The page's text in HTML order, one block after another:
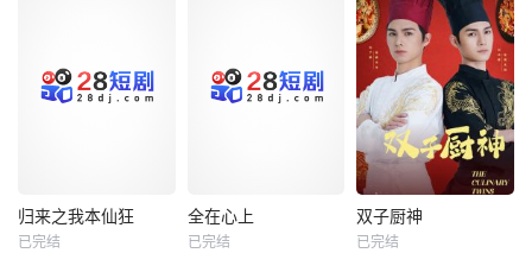
归来之我本仙狂
归来之我本仙狂
已完结
全在心上
全在心上
已完结
双子厨神
双子厨神
已完结